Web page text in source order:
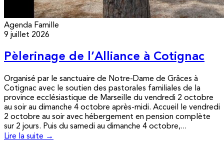
Agenda Famille
9 juillet 2026
Pèlerinage de l’Alliance à Cotignac
Organisé par le sanctuaire de Notre-Dame de Grâces à
Cotignac avec le soutien des pastorales familiales de la
province ecclésiastique de Marseille du vendredi 2 octobre
au soir au dimanche 4 octobre après-midi. Accueil le vendredi
2 octobre au soir avec hébergement en pension complète
sur 2 jours. Puis du samedi au dimanche 4 octobre,...
Lire la suite →